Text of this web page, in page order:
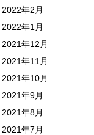
2022年2月
2022年1月
2021年12月
2021年11月
2021年10月
2021年9月
2021年8月
2021年7月